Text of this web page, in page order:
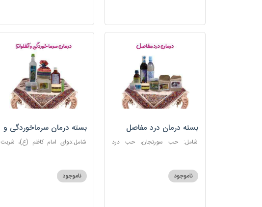
بسته درمان درد مفاصل
شامل: حب سورنجان، حب درد
دوغ شتر، روغن گرم کد123
ناموجود
بسته درمان سرماخوردگی و
آنفلوانزا
شامل:دوای امام کاظم (ع)، شربت
دریاناموجود